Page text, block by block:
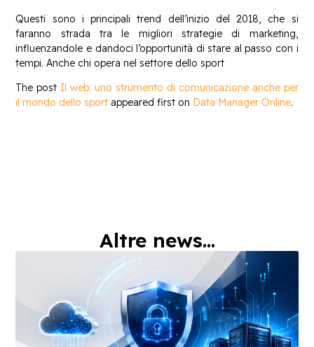
Questi sono i principali trend dell’inizio del 2018, che si
faranno strada tra le migliori strategie di marketing,
influenzandole e dandoci l’opportunità di stare al passo con i
tempi. Anche chi opera nel settore dello sport
The post Il web: uno strumento di comunicazione anche per
il mondo dello sport appeared first on Data Manager Online.
Altre news...